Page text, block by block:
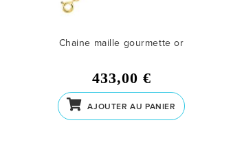
Chaine maille gourmette or
433,00 €
AJOUTER AU PANIER